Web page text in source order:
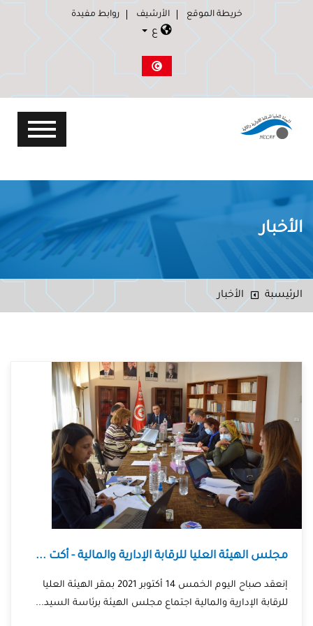
خريطة الموقع الأرشيف روابط مفيدة
ع
الأخبار
الرئيسبة الأخبار
مجلس الهيئة العليا للرقابة الإدارية والمالية - أكت ...
إنعقد صباح اليوم الخمس 14 أكتوبر 2021 بمقر الهيئة العليا
للرقابة الإدارية والمالية اجتماع مجلس الهيئة برئاسة السيد...